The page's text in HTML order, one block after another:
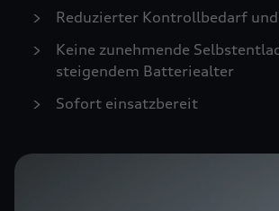
Reduzierter Kontrollbedarf
Keine zunehmende
steigendem Batteriealter
Sofort einsatzbereit